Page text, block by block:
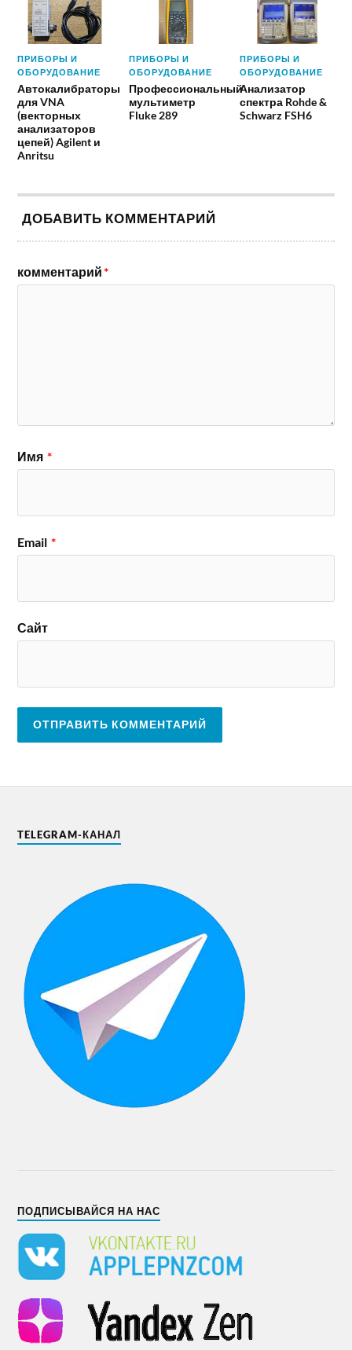
ПРИБОРЫ И
ОБОРУДОВАНИЕ
Автокалибраторы
для VNA
(векторных
анализаторов
цепей) Agilent и
Anritsu
ПРИБОРЫ И
ОБОРУДОВАНИЕ
Профессиональный
мультиметр
Fluke 289
ПРИБОРЫ И
ОБОРУДОВАНИЕ
Анализатор
спектра Rohde &
Schwarz FSH6
ДОБАВИТЬ КОММЕНТАРИЙ
комментарий*
Имя *
Email *
Сайт
TELEGRAM-КАНАЛ
ПОДПИСЫВАЙСЯ НА НАС